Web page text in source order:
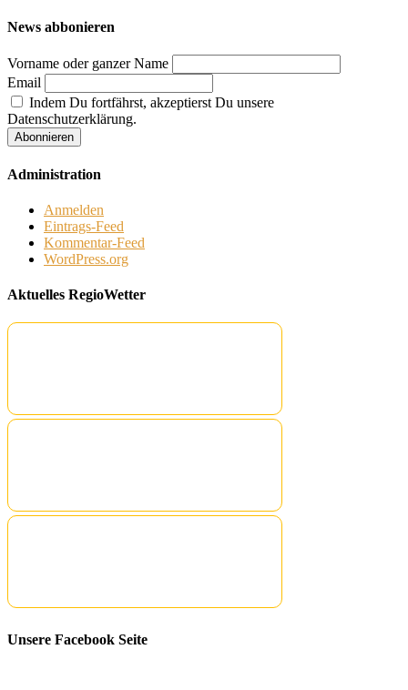
News abbonieren
Vorname oder ganzer Name
Email
Indem Du fortfährst, akzeptierst Du unsere
Datenschutzerklärung.
Administration
Anmelden
Eintrags-Feed
Kommentar-Feed
WordPress.org
Aktuelles RegioWetter
Unsere Facebook Seite